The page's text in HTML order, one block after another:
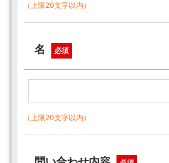
（上限20文字以内）
名 必須
（上限20文字以内）